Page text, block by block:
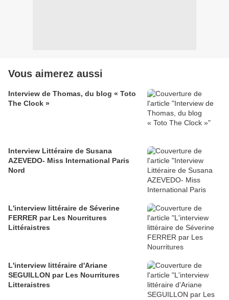
Vous aimerez aussi
Interview de Thomas, du blog « Toto
The Clock »
Interview Littéraire de Susana
AZEVEDO- Miss International Paris
Nord
L'interview littéraire de Séverine
FERRER par Les Nourritures
Littéraistres
L'interview littéraire d'Ariane
SEGUILLON par Les Nourritures
Litteraistres